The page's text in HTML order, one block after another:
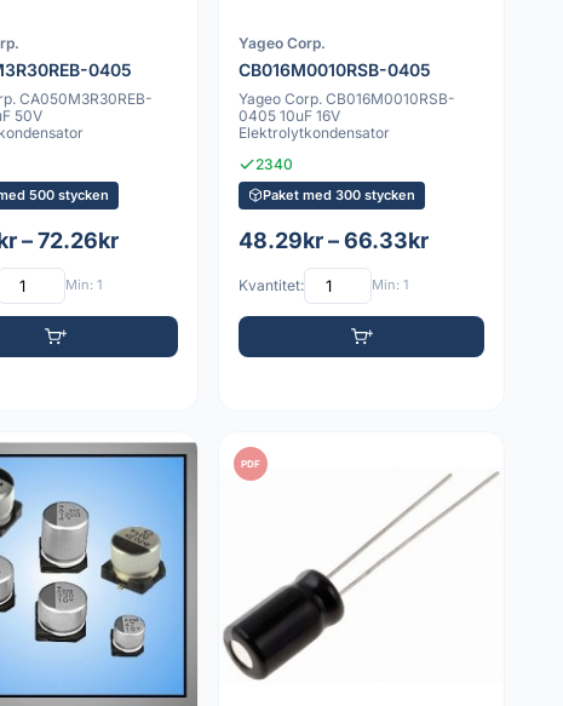
0405
CA050M3R30REB-
50V
500 stycken
– 72.26kr
Min: 1
Yageo Corp.
CB016M0010RSB-0405
Yageo Corp. CB016M0010RSB-
0405 10uF 16V
Elektrolytkondensator
2340
Paket med 300 stycken
48.29kr – 66.33kr
Kvantitet: Min: 1
PDF